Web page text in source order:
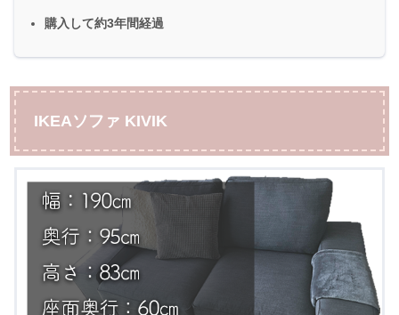
購入して約3年間経過
IKEAソファ KIVIK